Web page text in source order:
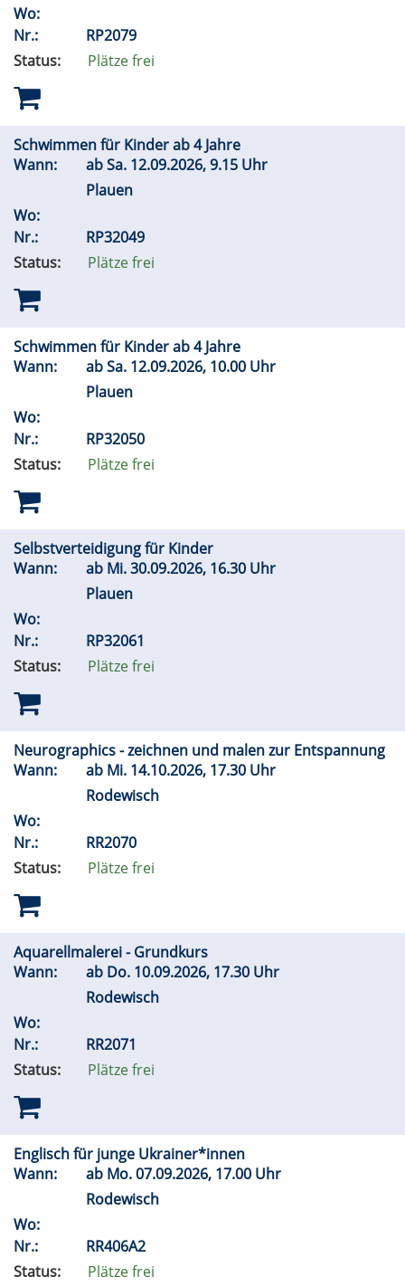
Wo:
Nr.:
RP2079
Status:
Plätze frei
Schwimmen für Kinder ab 4 Jahre
Wann:
abSa. 12.09.2026, 9.15 Uhr
Plauen
Wo:
Nr.:
RP32049
Status:
Plätze frei
Schwimmen für Kinder ab 4 Jahre
Wann:
abSa. 12.09.2026, 10.00 Uhr
Plauen
Wo:
Nr.:
RP32050
Status:
Plätze frei
Selbstverteidigung für Kinder
Wann:
ab Mi.30.09.2026, 16.30 Uhr
Plauen
Wo:
Nr.:
RP32061
Status:
Plätze frei
Neurographics - zeichnen und malen zur Entspannung
Wann:
ab Mi. 14.10.2026, 17.30 Uhr
Rodewisch
Wo:
Nr.:
RR2070
Status:
Plätze frei
Aquarellmalerei - Grundkurs
Wann:
ab Do. 10.09.2026, 17.30 Uhr
Rodewisch
Wo:
Nr.:
RR2071
Status:
Plätze frei
Englisch für junge Ukrainer*innen
Wann:
ab Mo.07.09.2026, 17.00 Uhr
Rodewisch
Wo:
Nr.:
RR406A2
Status:
Plätze frei